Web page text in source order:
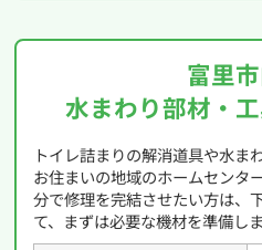
富里
水まわり部材・
トイレ詰まりの解消道具や水ま
お住まいの地域のホームセンタ
分で修理を完結させたい方は、
て、まずは必要な機材を準備しま